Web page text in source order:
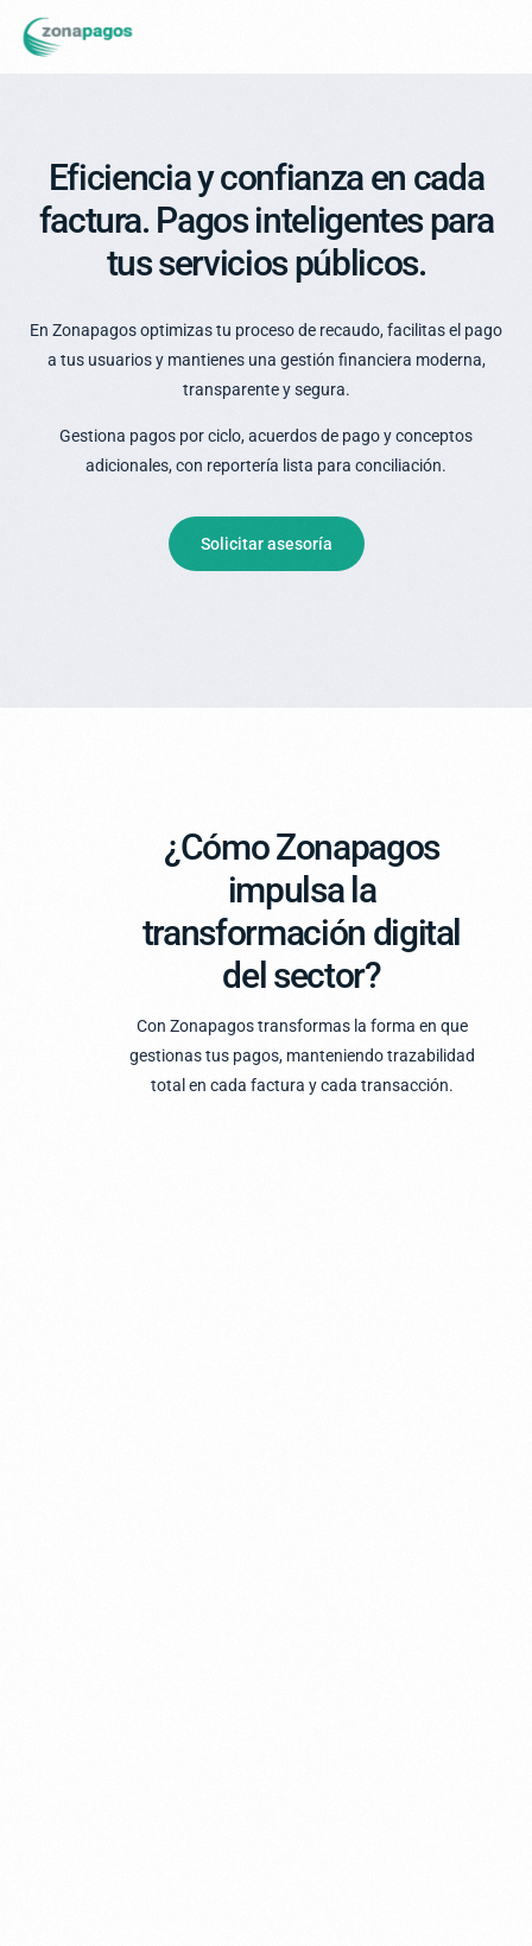
Eficiencia y confianza en cada
factura. Pagos inteligentes para
tus servicios públicos.
En Zonapagos optimizas tu proceso de recaudo, facilitas el pago
a tus usuarios y mantienes una gestión financiera moderna,
transparente y segura.
Gestiona pagos por ciclo, acuerdos de pago y conceptos
adicionales, con reportería lista para conciliación.
Solicitar asesoría
¿Cómo Zonapagos
impulsa la
transformación digital
del sector?
Con Zonapagos transformas la forma en que
gestionas tus pagos, manteniendo trazabilidad
total en cada factura y cada transacción.